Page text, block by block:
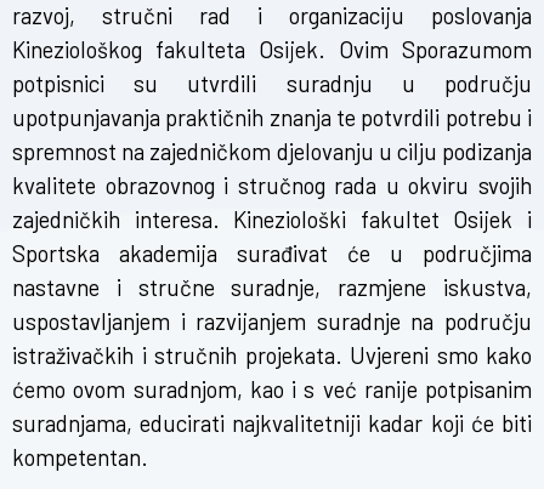
razvoj, stručni rad i organizaciju poslovanja
Kineziološkog fakulteta Osijek. Ovim Sporazumom
potpisnici su utvrdili suradnju u području
upotpunjavanja praktičnih znanja te potvrdili potrebu i
spremnost na zajedničkom djelovanju u cilju podizanja
kvalitete obrazovnog i stručnog rada u okviru svojih
zajedničkih interesa. Kineziološki fakultet Osijek i
Sportska akademija surađivat će u područjima
nastavne i stručne suradnje, razmjene iskustva,
uspostavljanjem i razvijanjem suradnje na području
istraživačkih i stručnih projekata. Uvjereni smo kako
ćemo ovom suradnjom, kao i s već ranije potpisanim
suradnjama, educirati najkvalitetniji kadar koji će biti
kompetentan.